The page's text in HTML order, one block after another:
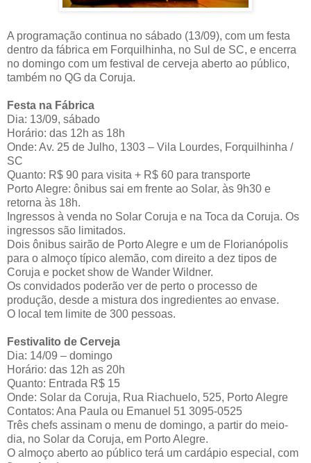
A programação continua no sábado (13/09), com um festa
dentro da fábrica em Forquilhinha, no Sul de SC, e encerra
no domingo com um festival de cerveja aberto ao público,
também no QG da Coruja.
Festa na Fábrica
Dia: 13/09, sábado
Horário: das 12h as 18h
Onde: Av. 25 de Julho, 1303 – Vila Lourdes, Forquilhinha /
SC
Quanto: R$ 90 para visita + R$ 60 para transporte
Porto Alegre: ônibus sai em frente ao Solar, às 9h30 e
retorna às 18h.
Ingressos à venda no Solar Coruja e na Toca da Coruja. Os
ingressos são limitados.
Dois ônibus sairão de Porto Alegre e um de Florianópolis
para o almoço típico alemão, com direito a dez tipos de
Coruja e pocket show de Wander Wildner.
Os convidados poderão ver de perto o processo de
produção, desde a mistura dos ingredientes ao envase.
O local tem limite de 300 pessoas.
Festivalito de Cerveja
Dia: 14/09 – domingo
Horário: das 12h as 20h
Quanto: Entrada R$ 15
Onde: Solar da Coruja, Rua Riachuelo, 525, Porto Alegre
Contatos: Ana Paula ou Emanuel 51 3095-0525
Três chefs assinam o menu de domingo, a partir do meio-
dia, no Solar da Coruja, em Porto Alegre.
O almoço aberto ao público terá um cardápio especial, com